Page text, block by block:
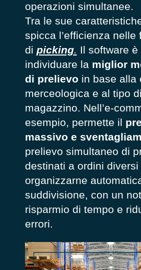
operazioni simultanee.
Tra le sue
spicca l’efficienza nelle
di picking. Il software
individuare la miglior
di prelievo in base alla
merceologica e al tipo di
magazzino. Nell’e-
esempio, permette il
massivo e
prelievo simultaneo di
destinati a ordini diversi
organizzarne
suddivisione, con un
risparmio di tempo e
errori.